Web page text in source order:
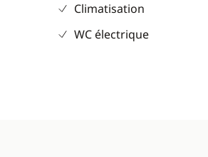
Climatisation
WC électrique